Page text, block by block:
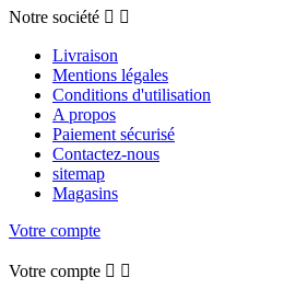
Notre société  
Livraison
Mentions légales
Conditions d'utilisation
A propos
Paiement sécurisé
Contactez-nous
sitemap
Magasins
Votre compte
Votre compte  